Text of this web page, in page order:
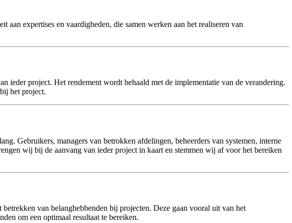
aan expertises en vaardigheden, die samen werken aan het realiseren van
ieder project. Het rendement wordt behaald met de implementatie van de verandering.
het project.
Gebruikers, managers van betrokken afdelingen, beheerders van systemen, interne
wij bij de aanvang van ieder project in kaart en stemmen wij af voor het bereiken
van belanghebbenden bij projecten. Deze gaan vooral uit van het
om een optimaal resultaat te bereiken.